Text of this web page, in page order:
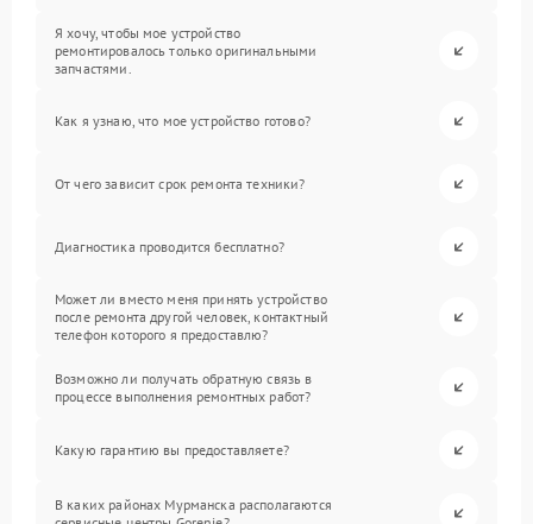
Я хочу, чтобы мое устройство
ремонтировалось только оригинальными
запчастями.
Как я узнаю, что мое устройство готово?
От чего зависит срок ремонта техники?
Диагностика проводится бесплатно?
Может ли вместо меня принять устройство
после ремонта другой человек, контактный
телефон которого я предоставлю?
Возможно ли получать обратную связь в
процессе выполнения ремонтных работ?
Какую гарантию вы предоставляете?
В каких районах Мурманска располагаются